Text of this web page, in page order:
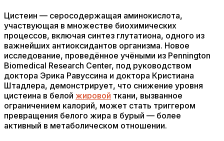
Цистеин — серосодержащая аминокислота,
участвующая в множестве биохимических
процессов, включая синтез глутатиона, одного из
важнейших антиоксидантов организма. Новое
исследование, проведённое учёными из Pennington
Biomedical Research Center, под руководством
доктора Эрика Равуссина и доктора Кристиана
Штадлера, демонстрирует, что снижение уровня
цистеина в белой жировой ткани, вызванное
ограничением калорий, может стать триггером
превращения белого жира в бурый — более
активный в метаболическом отношении.